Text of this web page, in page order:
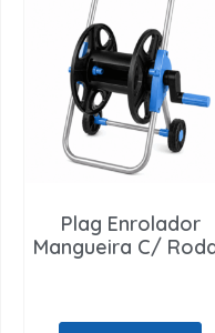
Plag Enrolador
Mangueira C/